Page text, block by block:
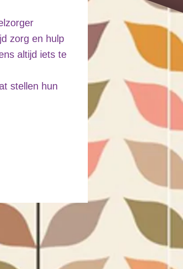
zorg en hulp
altijd iets te
stellen hun